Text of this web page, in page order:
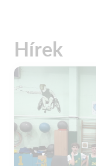
Hírek